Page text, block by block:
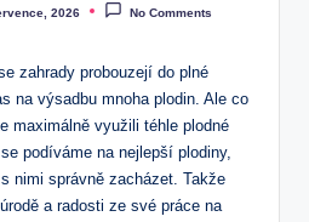
2026 No Comments
zahrady probouzejí do plné
na výsadbu mnoha plodin. Ale co
maximálně využili téhle plodné
podíváme na nejlepší plodiny,
nimi správně zacházet. Takže
a radosti ze své práce na